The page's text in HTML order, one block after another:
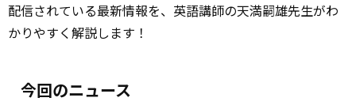
配信されている最新情報を、英語講師の天満嗣雄先生がわ
かりやすく解説します！
今回のニュース